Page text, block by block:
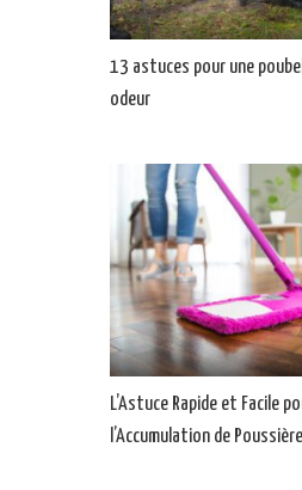
13 astuces pour une
odeur
L’Astuce Rapide et Facile
l’Accumulation de